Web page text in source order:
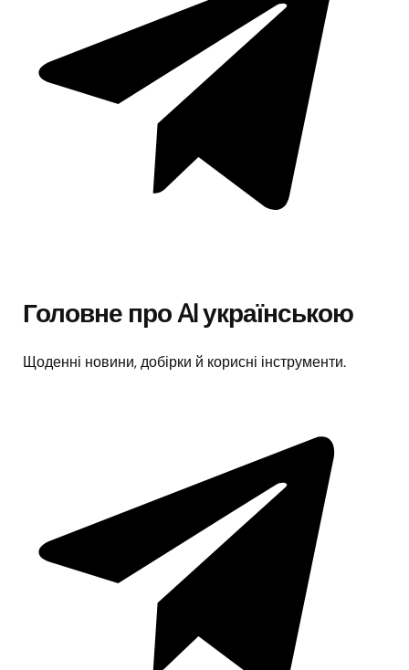
Головне про AI українською
Щоденні новини, добірки й корисні інструменти.